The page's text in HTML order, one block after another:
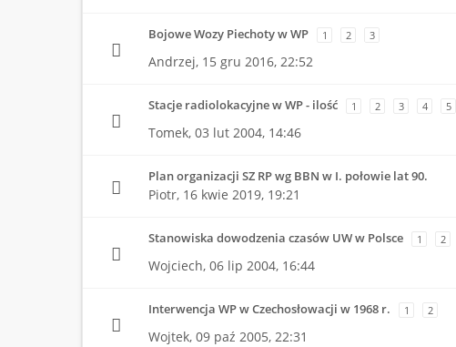
Bojowe Wozy Piechoty w WP 1 2 3
Andrzej, 15 gru 2016, 22:52
Stacje radiolokacyjne w WP - ilość 1 2 3 4 5
Tomek, 03 lut 2004, 14:46
Plan organizacji SZ RP wg BBN w I. połowie lat 90.
Piotr, 16 kwie 2019, 19:21
Stanowiska dowodzenia czasów UW w Polsce 1 2
Wojciech, 06 lip 2004, 16:44
Interwencja WP w Czechosłowacji w 1968 r. 1 2
Wojtek, 09 paź 2005, 22:31